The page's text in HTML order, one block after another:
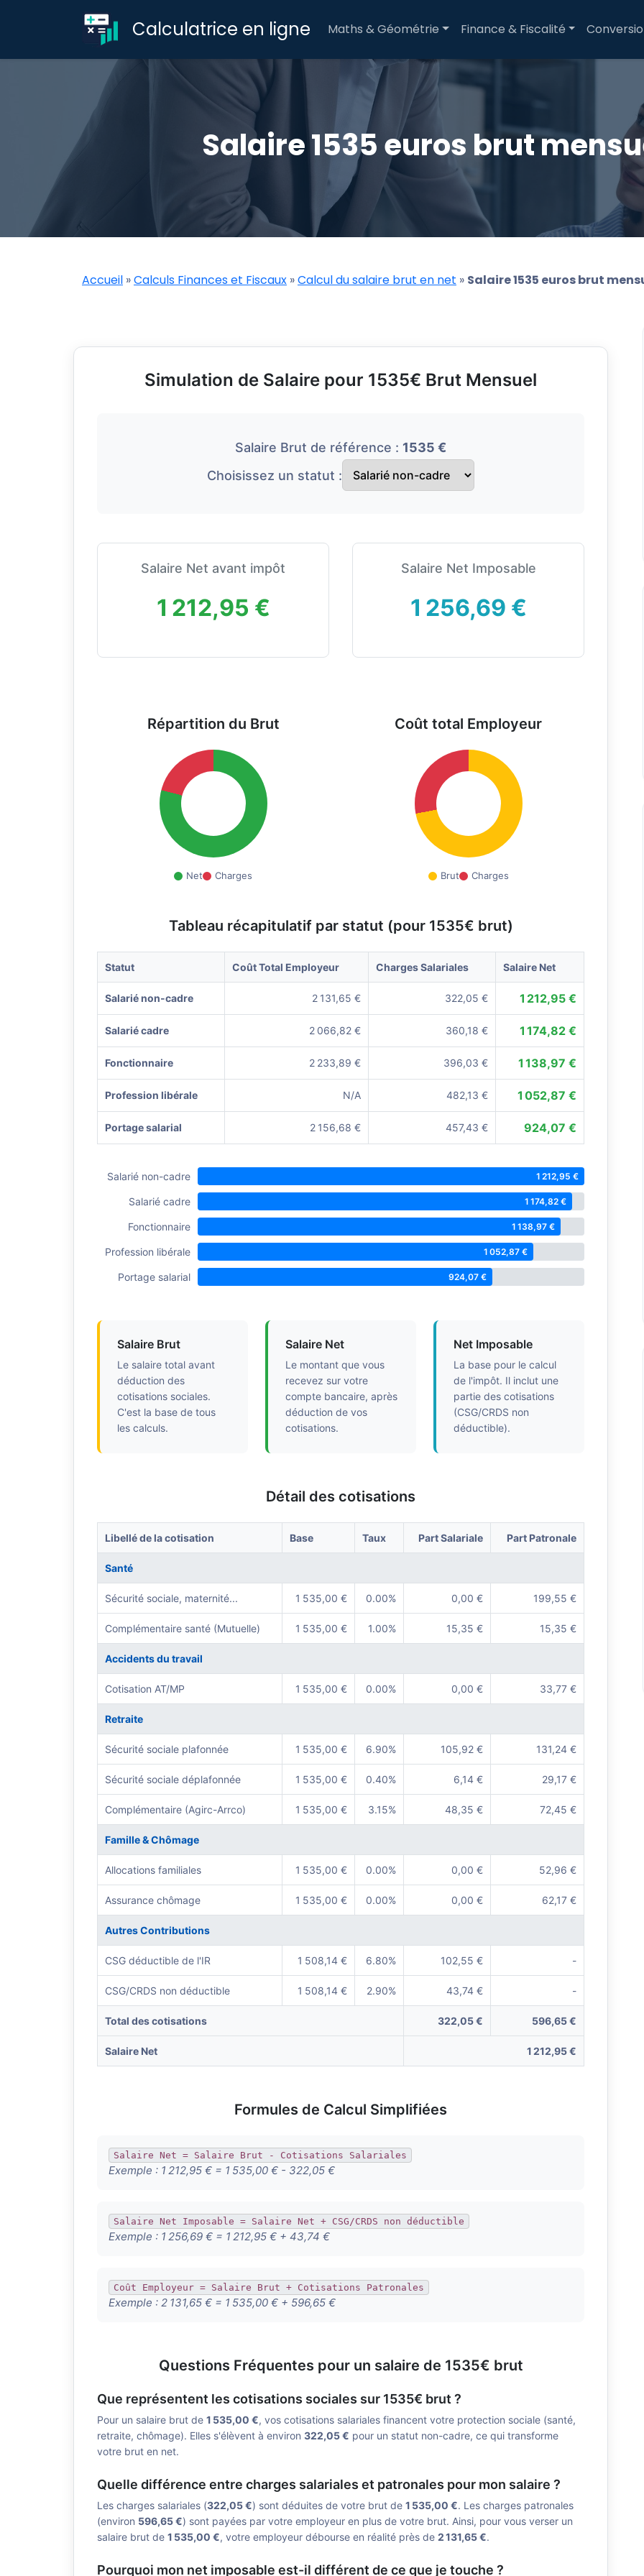
Calculatrice en ligne Maths & Géométrie Finance & Fiscalité
Salaire 1535 euros brut
Accueil »Calculs Finances et Fiscaux »Calcul du salaire brut en net » Salaire 1535 euros brut
Simulation de Salaire pour 1535€ Brut Mensuel
Salaire Brut de référence : 1535 €
Choisissez un statut :
Salaire Net avant impôt
1 212,95 €
Salaire Net Imposable
1 256,69 €
Répartition du Brut
Net Charges
Coût total Employeur
Brut Charges
Tableau récapitulatif par statut (pour 1535€ brut)
Statut Coût Total Employeur Charges Salariales Salaire Net
Salarié non-cadre 2 131,65 € 322,05 € 1 212,95 €
Salarié cadre 2 066,82 € 360,18 € 1 174,82 €
Fonctionnaire 2 233,89 € 396,03 € 1 138,97 €
Profession libérale N/A 482,13 € 1 052,87 €
Portage salarial 2 156,68 € 457,43 € 924,07 €
Salarié non-cadre 1 212,95 €
Salarié cadre 1 174,82 €
Fonctionnaire 1 138,97 €
Profession libérale 1 052,87 €
Portage salarial 924,07 €
Salaire Brut
Le salaire total avant
déduction des
cotisations sociales.
C'est la base de tous
les calculs.
Salaire Net
Le montant que vous
recevez sur votre
compte bancaire, après
déduction de vos
cotisations.
Net Imposable
La base pour le calcul
de l'impôt. Il inclut une
partie des cotisations
(CSG/CRDS non
déductible).
Détail des cotisations
Libellé de la cotisation Base Taux Part Salariale Part Patronale
Santé
Sécurité sociale, maternité... 1 535,00 € 0.00% 0,00 € 199,55 €
Complémentaire santé (Mutuelle) 1 535,00 € 1.00% 15,35 € 15,35 €
Accidents du travail
Cotisation AT/MP 1 535,00 € 0.00% 0,00 € 33,77 €
Retraite
Sécurité sociale plafonnée 1 535,00 € 6.90% 105,92 € 131,24 €
Sécurité sociale déplafonnée 1 535,00 € 0.40% 6,14 € 29,17 €
Complémentaire (Agirc-Arrco) 1 535,00 € 3.15% 48,35 € 72,45 €
Famille & Chômage
Allocations familiales 1 535,00 € 0.00% 0,00 € 52,96 €
Assurance chômage 1 535,00 € 0.00% 0,00 € 62,17 €
Autres Contributions
CSG déductible de l'IR 1 508,14 € 6.80% 102,55 € -
CSG/CRDS non déductible 1 508,14 € 2.90% 43,74 € -
Total des cotisations 322,05 € 596,65 €
Salaire Net 1 212,95 €
Formules de Calcul Simplifiées
Salaire Net = Salaire Brut - Cotisations Salariales
Exemple : 1 212,95 € = 1 535,00 € - 322,05 €
Salaire Net Imposable = Salaire Net + CSG/CRDS non déductible
Exemple : 1 256,69 € = 1 212,95 € + 43,74 €
Coût Employeur = Salaire Brut + Cotisations Patronales
Exemple : 2 131,65 € = 1 535,00 € + 596,65 €
Questions Fréquentes pour un salaire de 1535€ brut
Que représentent les cotisations sociales sur 1535€ brut ?
Pour un salaire brut de 1 535,00 €, vos cotisations salariales financent votre protection sociale (santé,
retraite, chômage). Elles s'élèvent à environ 322,05 € pour un statut non-cadre, ce qui transforme
votre brut en net.
Quelle différence entre charges salariales et patronales pour mon salaire ?
Les charges salariales (322,05 €) sont déduites de votre brut de 1 535,00 €. Les charges patronales
(environ 596,65 €) sont payées par votre employeur en plus de votre brut. Ainsi, pour vous verser un
salaire brut de 1 535,00 €, votre employeur débourse en réalité près de 2 131,65 €.
Pourquoi mon net imposable est-il différent de ce que je touche ?